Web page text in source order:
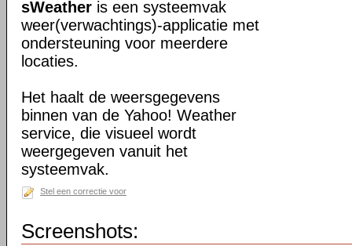
sWeather is een systeemvak
weer(verwachtings)-applicatie met
ondersteuning voor meerdere
locaties.
Het haalt de weersgegevens
binnen van de Yahoo! Weather
service, die visueel wordt
weergegeven vanuit het
systeemvak.
Stel een correctie voor
Screenshots: